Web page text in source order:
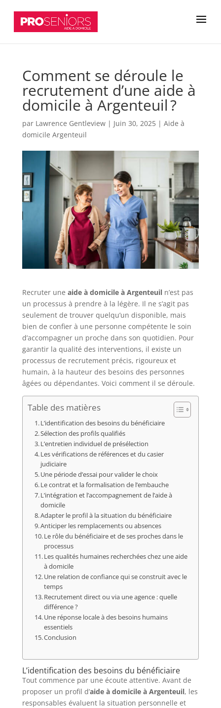
Comment se déroule le
recrutement d’une aide à
domicile à Argenteuil ?
par Lawrence Gentleview| Juin 30, 2025| Aide à
domicile Argenteuil
Recruter une aide à domicile à Argenteuiln’est pas
un processus à prendre à la légère. Il ne s’agit pas
seulement de trouver quelqu’un disponible, mais
bien de confier à une personne compétente le soin
d’accompagner un proche dans son quotidien. Pour
garantir la qualité des interventions, il existe un
processus de recrutement précis, rigoureux et
humain, à la hauteur des besoins des personnes
âgées ou dépendantes. Voici comment il se déroule.
Table des matières
L’identification des besoins du bénéficiaire
Sélection des profils qualifiés
L’entretien individuel de présélection
Les vérifications de références et du casier
judiciaire
Une période d’essai pour valider le choix
Le contrat et la formalisation de l’embauche
L’intégration et l’accompagnement de l’aide à
domicile
Adapter le profil à la situation du bénéficiaire
Anticiper les remplacements ou absences
Le rôle du bénéficiaire et de ses proches dans le
processus
Les qualités humaines recherchées chez une aide
à domicile
Une relation de confiance qui se construit avec le
temps
Recrutement direct ou via une agence : quelle
différence ?
Une réponse locale à des besoins humains
essentiels
Conclusion
L’identification des besoins du bénéficiaire
Tout commence par une écoute attentive. Avant de
proposer un profil d’aide à domicile à Argenteuil, les
responsables évaluent la situation personnelle et